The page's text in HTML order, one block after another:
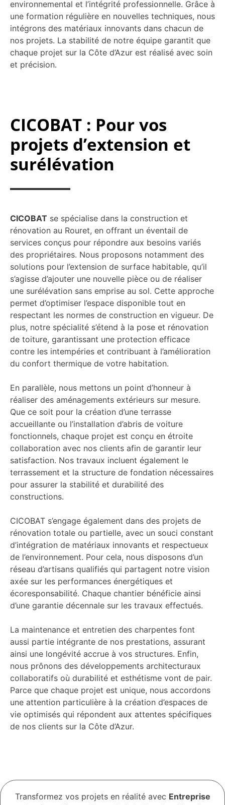
environnemental et l’intégrité professionnelle. Grâce à
une formation régulière en nouvelles techniques, nous
intégrons des matériaux innovants dans chacun de
nos projets. La stabilité de notre équipe garantit que
chaque projet sur la Côte d’Azur est réalisé avec soin
et précision.
CICOBAT : Pour vos
projets d’extension et
surélévation
CICOBAT se spécialise dans la construction et
rénovation au Rouret, en offrant un éventail de
services conçus pour répondre aux besoins variés
des propriétaires. Nous proposons notamment des
solutions pour l’extension de surface habitable, qu’il
s’agisse d’ajouter une nouvelle pièce ou de réaliser
une surélévation sans emprise au sol. Cette approche
permet d’optimiser l’espace disponible tout en
respectant les normes de construction en vigueur. De
plus, notre spécialité s’étend à la pose et rénovation
de toiture, garantissant une protection efficace
contre les intempéries et contribuant à l’amélioration
du confort thermique de votre habitation.
En parallèle, nous mettons un point d’honneur à
réaliser des aménagements extérieurs sur mesure.
Que ce soit pour la création d’une terrasse
accueillante ou l’installation d’abris de voiture
fonctionnels, chaque projet est conçu en étroite
collaboration avec nos clients afin de garantir leur
satisfaction. Nos travaux incluent également le
terrassement et la structure de fondation nécessaires
pour assurer la stabilité et durabilité des
constructions.
CICOBAT s’engage également dans des projets de
rénovation totale ou partielle, avec un souci constant
d’intégration de matériaux innovants et respectueux
de l’environnement. Pour cela, nous disposons d’un
réseau d’artisans qualifiés qui partagent notre vision
axée sur les performances énergétiques et
écoresponsabilité. Chaque chantier bénéficie ainsi
d’une garantie décennale sur les travaux effectués.
La maintenance et entretien des charpentes font
aussi partie intégrante de nos prestations, assurant
ainsi une longévité accrue à vos structures. Enfin,
nous prônons des développements architecturaux
collaboratifs où durabilité et esthétisme vont de pair.
Parce que chaque projet est unique, nous accordons
une attention particulière à la création d’espaces de
vie optimisés qui répondent aux attentes spécifiques
de nos clients sur la Côte d’Azur.
Transformez vos projets en réalité avec Entreprise